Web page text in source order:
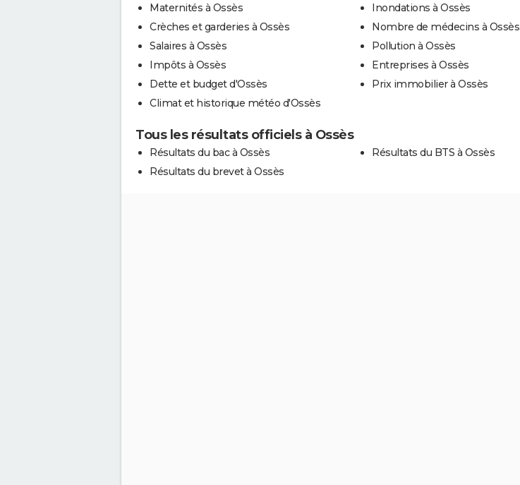
Maternités à Ossès
Crèches et garderies à Ossès
Salaires à Ossès
Impôts à Ossès
Dette et budget d'Ossès
Climat et historique météo d'Ossès
Inondations à Ossès
Nombre de médecins à Ossès
Pollution à Ossès
Entreprises à Ossès
Prix immobilier à Ossès
Tous les résultats officiels à Ossès
Résultats du bac à Ossès
Résultats du brevet à Ossès
Résultats du BTS à Ossès